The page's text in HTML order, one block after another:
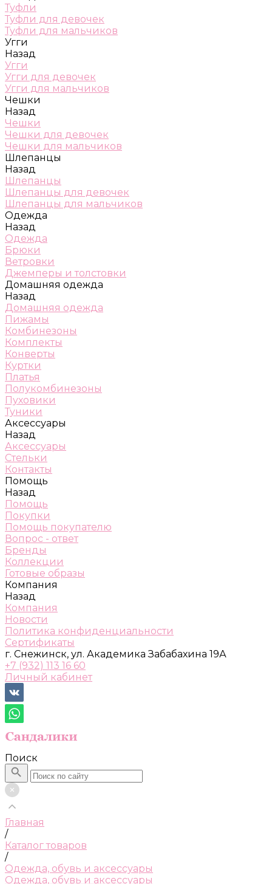
Туфли
Туфли для девочек
Туфли для мальчиков
Угги
Назад
Угги
Угги для девочек
Угги для мальчиков
Чешки
Назад
Чешки
Чешки для девочек
Чешки для мальчиков
Шлепанцы
Назад
Шлепанцы
Шлепанцы для девочек
Шлепанцы для мальчиков
Одежда
Назад
Одежда
Брюки
Ветровки
Джемперы и толстовки
Домашняя одежда
Назад
Домашняя одежда
Пижамы
Комбинезоны
Комплекты
Конверты
Куртки
Платья
Полукомбинезоны
Пуховики
Туники
Аксессуары
Назад
Аксессуары
Стельки
Контакты
Помощь
Назад
Помощь
Покупки
Помощь покупателю
Вопрос - ответ
Бренды
Коллекции
Готовые образы
Компания
Назад
Компания
Новости
Политика конфиденциальности
Сертификаты
г. Снежинск, ул. Академика Забабахина 19А
+7 (932) 113 16 60
Личный кабинет
Поиск
Главная
/
Каталог товаров
/
Одежда, обувь и аксессуары
Одежда, обувь и аксессуары